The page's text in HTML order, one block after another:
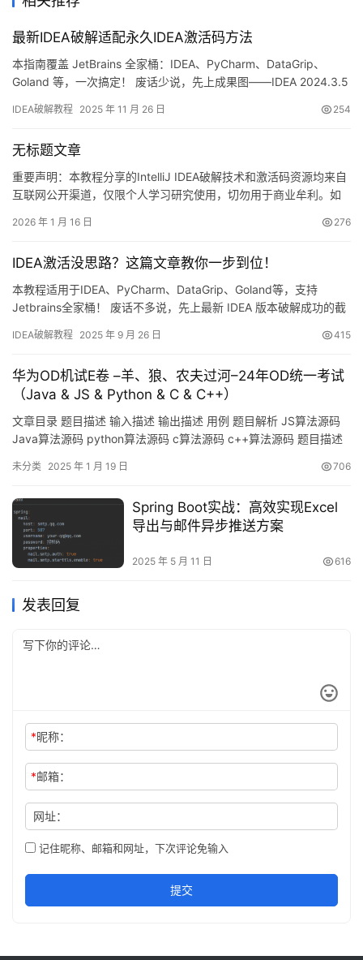
最新IDEA破解适配永久IDEA激活码方法
本指南覆盖 JetBrains 全家桶：IDEA、PyCharm、DataGrip、
Goland 等，一次搞定！ 废话少说，先上成果图——IDEA 2024.3.5
活，老版本同样适用。 无论 Windows、macOS 还是 Linux，所有
IDEA破解教程 2025 年 11 月 26 日 254
无标题文章
重要声明：本教程分享的IntelliJ IDEA破解技术和激活码资源均来自
互联网公开渠道，仅限个人学习研究使用，切勿用于商业牟利。如
每个开发者的责任！ IntelliJ IDEA作为Java开发者的首选工具，凭
受全球开发者的喜爱。今天为大家带来…
2026 年 1 月 16 日 276
IDEA激活没思路？这篇文章教你一步到位！
本教程适用于IDEA、PyCharm、DataGrip、Goland等，支持
Jetbrains全家桶！ 废话不多说，先上最新 IDEA 版本破解成功的截
我就将通过图文的方式, 来详细讲解如何激活 IDEA至 2099 年。 当
统，什么…
IDEA破解教程 2025 年 9 月 26 日 415
华为OD机试E卷 –羊、狼、农夫过河–24年OD统一考试
（Java & JS & Python & C & C++）
文章目录 题目描述 输入描述 输出描述 用例 题目解析 JS算法源码
Java算法源码 python算法源码 c算法源码 c++算法源码 题目描述
羊，农夫则会损失羊。农夫有一艘容量固定的船，能够承载固定数
最小次数。只计算农夫去对岸的次数，回程时…
未分类 2025 年 1 月 19 日 706
Spring Boot实战：高效实现Excel
导出与邮件异步推送方案
2025 年 5 月 11 日 616
发表回复
*昵称：
*邮箱：
网址：
记住昵称、邮箱和网址，下次评论免输入
提交